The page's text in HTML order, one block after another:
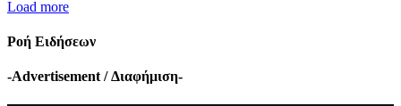
Load more
Ροή Ειδήσεων
-Advertisement / Διαφήμιση-